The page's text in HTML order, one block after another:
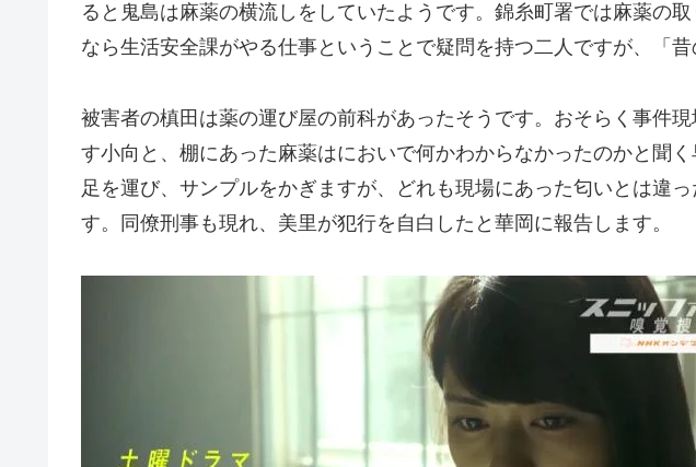
ると鬼島は麻薬の横流しをしていたようです。錦糸町署では麻薬の
なら生活安全課がやる仕事ということで疑問を持つ二人ですが、「
被害者の槙田は薬の運び屋の前科があったそうです。おそらく事件
す小向と、棚にあった麻薬はにおいで何かわからなかったのかと聞
足を運び、サンプルをかぎますが、どれも現場にあった匂いとは違
す。同僚刑事も現れ、美里が犯行を自白したと華岡に報告します。